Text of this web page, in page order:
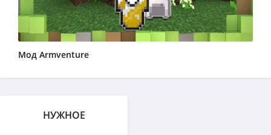
Мод Armventure
НУЖНОЕ